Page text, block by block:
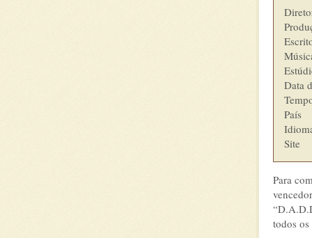
Diretor
Produção
Escritor
Música
Estúdio  	        Red Jam
Data
Tempo
País
Idioma
Site
Para
todos